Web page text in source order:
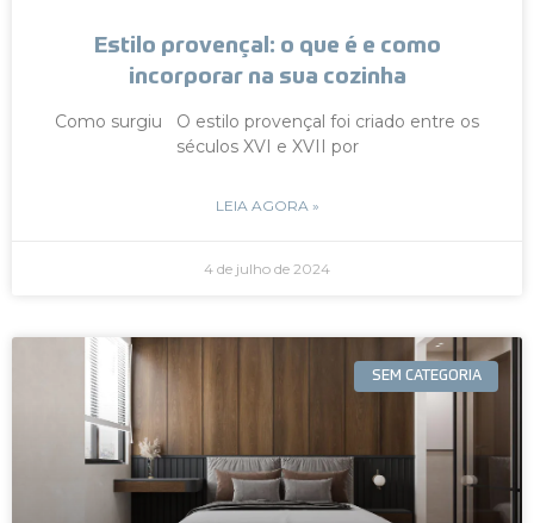
Estilo provençal: o que é e como
incorporar na sua cozinha
Como surgiu O estilo provençal foi criado entre os
séculos XVI e XVII por
LEIA AGORA »
4 de julho de 2024
SEM CATEGORIA